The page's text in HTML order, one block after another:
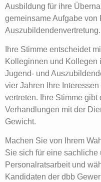
Ausbildung für ihre
gemeinsame Aufgabe von
Auszubildendenvertretung.
Ihre Stimme entscheidet
Kolleginnen und Kollegen
Jugend- und
vier Jahren Ihre
vertreten. Ihre Stimme
Verhandlungen mit der
Gewicht.
Machen Sie von Ihrem
Sie sich für eine sachliche
Personalratsarbeit und
Kandidaten der dbb